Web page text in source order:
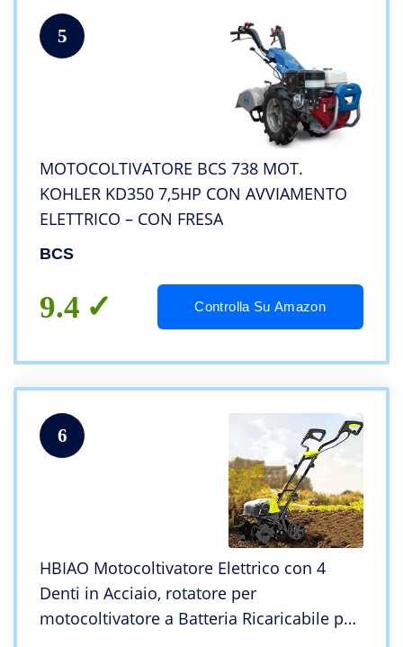
5
MOTOCOLTIVATORE BCS 738 MOT.
KOHLER KD350 7,5HP CON AVVIAMENTO
ELETTRICO – CON FRESA
BCS
9.4 Controlla Su Amazon
6
HBIAO Motocoltivatore Elettrico con 4
Denti in Acciaio, rotatore per
motocoltivatore a Batteria Ricaricabile per